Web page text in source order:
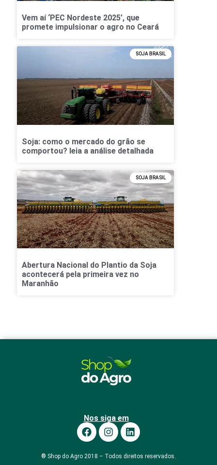
Vem aí ‘PEC Nordeste 2025’, que
promete impulsionar o agro no Ceará
SOJA BRASIL
Soja: como o mercado do grão se
comportou? leia a análise detalhada
SOJA BRASIL
Abertura Nacional do Plantio da Soja
acontecerá pela primeira vez no
Maranhão
Nos siga em
® Shop do Agro 2018 – Todos direitos reservados.